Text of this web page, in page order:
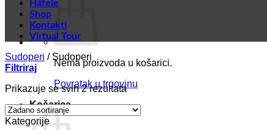
Nema proizvoda u košarici.
Povratak u trgovinu
Košarica
Häfele
Shop
Kontakti
Virtual Tour
Sudoperi /Sudoperi
Filtriraj
Prikazuje se svih 2 rezultata
Kategorije